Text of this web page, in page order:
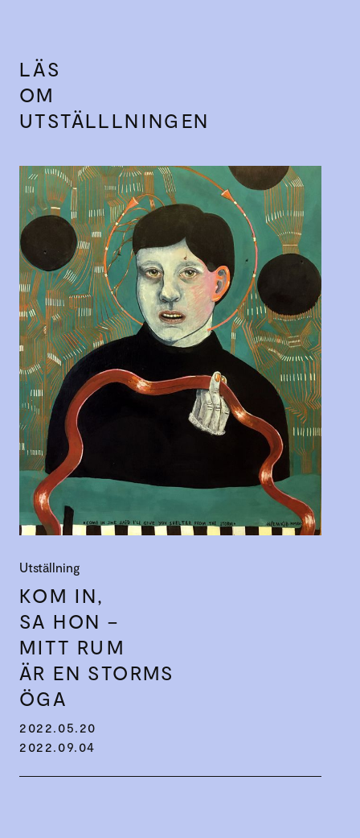
LÄS
OM
UTSTÄLLLNINGEN
Utställning
KOM IN,
SA HON –
MITT RUM
ÄR EN STORMS
ÖGA
2022.05.20
2022.09.04